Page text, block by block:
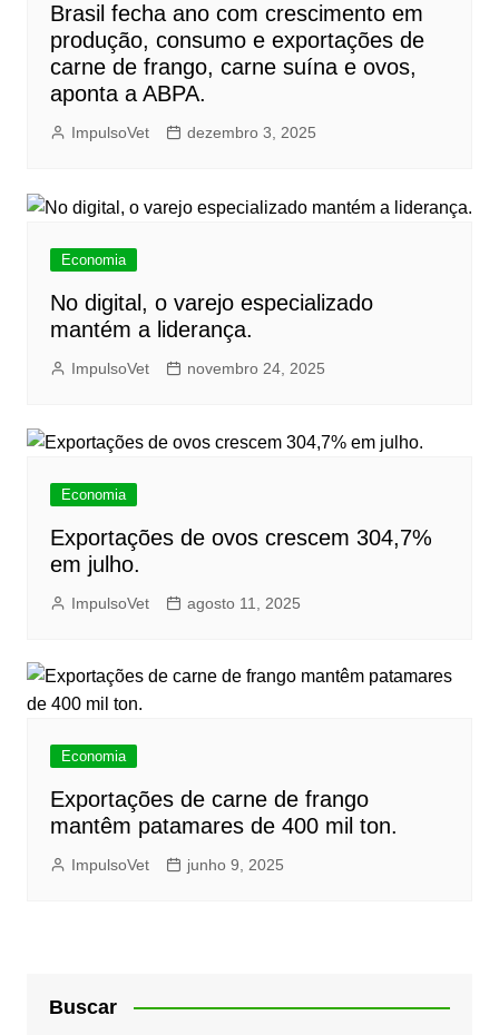
Brasil fecha ano com crescimento em
produção, consumo e exportações de
carne de frango, carne suína e ovos,
aponta a ABPA.
ImpulsoVet dezembro 3, 2025
Economia
No digital, o varejo especializado
mantém a liderança.
ImpulsoVet novembro 24, 2025
Economia
Exportações de ovos crescem 304,7%
em julho.
ImpulsoVet agosto 11, 2025
Economia
Exportações de carne de frango
mantêm patamares de 400 mil ton.
ImpulsoVet junho 9, 2025
Buscar